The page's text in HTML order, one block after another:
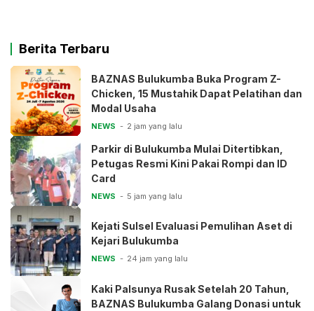
Berita Terbaru
BAZNAS Bulukumba Buka Program Z-
Chicken, 15 Mustahik Dapat Pelatihan dan
Modal Usaha
NEWS 2 jam yang lalu
Parkir di Bulukumba Mulai Ditertibkan,
Petugas Resmi Kini Pakai Rompi dan ID
Card
NEWS 5 jam yang lalu
Kejati Sulsel Evaluasi Pemulihan Aset di
Kejari Bulukumba
NEWS 24 jam yang lalu
Kaki Palsunya Rusak Setelah 20 Tahun,
BAZNAS Bulukumba Galang Donasi untuk